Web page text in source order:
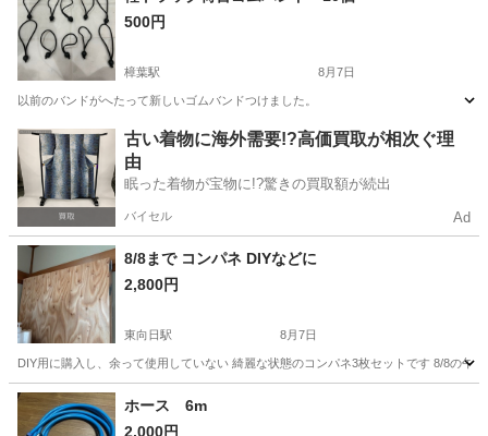
500円
樟葉駅 8月7日
以前のバンドがへたって新しいゴムバンドつけました。
京都 八幡市 樟葉駅 その他 荷台
古い着物に海外需要!?高価買取が相次ぐ理
由
眠った着物が宝物に!?驚きの買取額が続出
バイセル Ad
8/8まで コンパネ DIYなどに
2,800円
東向日駅 8月7日
DIY用に購入し、余って使用していない 綺麗な状態のコンパネ3枚セットです 8/8の午
京都 向日市
ホース 6m
2,000円